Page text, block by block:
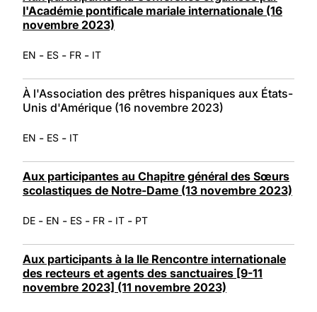
l'Académie pontificale mariale internationale (16
novembre 2023)
EN - ES - FR - IT
À l'Association des prêtres hispaniques aux États-
Unis d'Amérique (16 novembre 2023)
EN - ES - IT
Aux participantes au Chapitre général des Sœurs
scolastiques de Notre-Dame (13 novembre 2023)
DE - EN - ES - FR - IT - PT
Aux participants à la IIe Rencontre internationale
des recteurs et agents des sanctuaires [9-11
novembre 2023] (11 novembre 2023)